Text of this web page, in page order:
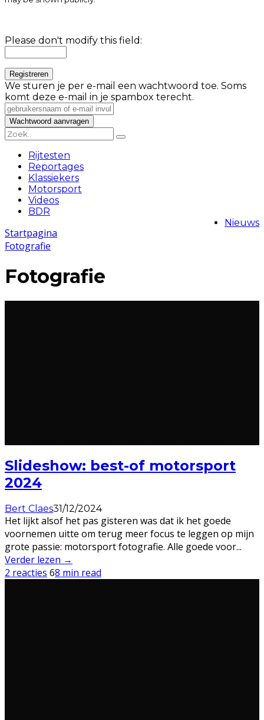
Please don't modify this field:
We sturen je per e-mail een wachtwoord toe. Soms
komt deze e-mail in je spambox terecht.
Rijtesten
Reportages
Klassiekers
Motorsport
Videos
BDR
Nieuws
Startpagina
Fotografie
Fotografie
Slideshow: best-of motorsport
2024
Bert Claes31/12/2024
Het lijkt alsof het pas gisteren was dat ik het goede
voornemen uitte om terug meer focus te leggen op mijn
grote passie: motorsport fotografie. Alle goede voor...
Verder lezen →
2 reacties 68 min read